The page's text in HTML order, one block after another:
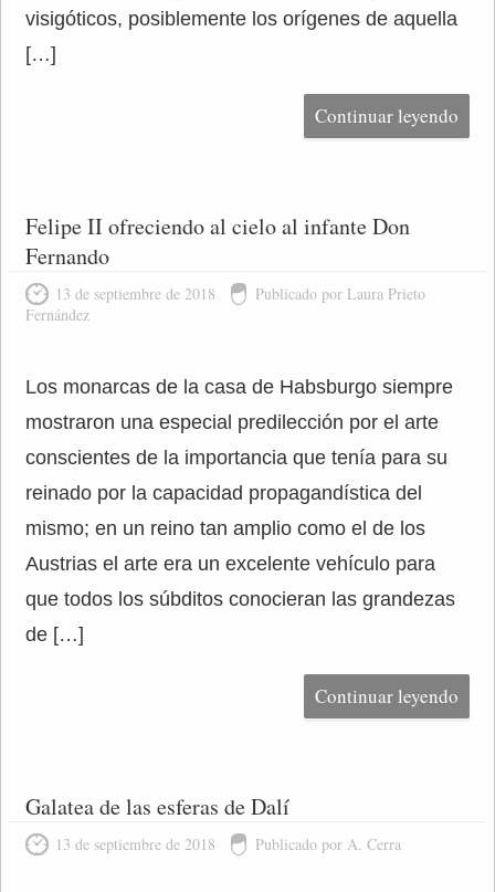
visigóticos, posiblemente los orígenes de aquella
[…]
Continuar leyendo
Felipe II ofreciendo al cielo al infante Don
Fernando
13 de septiembre de 2018
Publicado por Laura Prieto
Fernández
Los monarcas de la casa de Habsburgo siempre
mostraron una especial predilección por el arte
conscientes de la importancia que tenía para su
reinado por la capacidad propagandística del
mismo; en un reino tan amplio como el de los
Austrias el arte era un excelente vehículo para
que todos los súbditos conocieran las grandezas
de […]
Continuar leyendo
Galatea de las esferas de Dalí
13 de septiembre de 2018 Publicado por A. Cerra